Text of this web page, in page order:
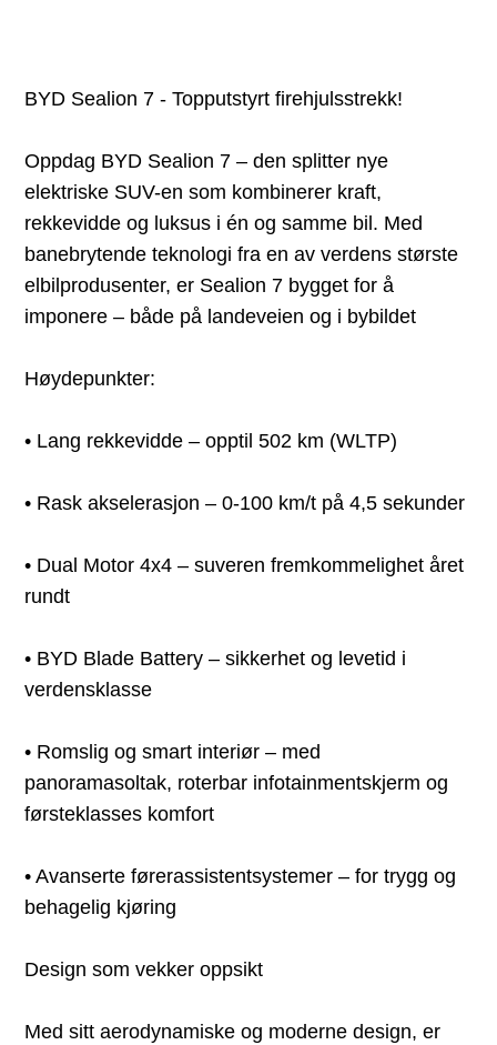
BYD Sealion 7 - Topputstyrt firehjulsstrekk!
Oppdag BYD Sealion 7 – den splitter nye
elektriske SUV-en som kombinerer kraft,
rekkevidde og luksus i én og samme bil. Med
banebrytende teknologi fra en av verdens største
elbilprodusenter, er Sealion 7 bygget for å
imponere – både på landeveien og i bybildet
Høydepunkter:
• Lang rekkevidde – opptil 502 km (WLTP)
• Rask akselerasjon – 0-100 km/t på 4,5 sekunder
• Dual Motor 4x4 – suveren fremkommelighet året
rundt
• BYD Blade Battery – sikkerhet og levetid i
verdensklasse
• Romslig og smart interiør – med
panoramasoltak, roterbar infotainmentskjerm og
førsteklasses komfort
• Avanserte førerassistentsystemer – for trygg og
behagelig kjøring
Design som vekker oppsikt
Med sitt aerodynamiske og moderne design, er